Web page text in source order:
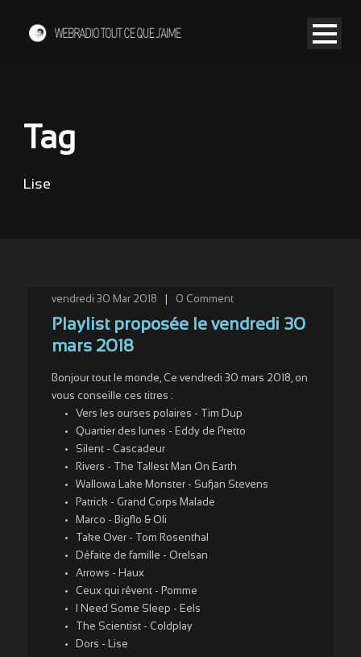
Tag
Lise
vendredi 30 Mar 2018 0 Comment
Playlist proposée le vendredi 30
mars 2018
Bonjour tout le monde, Ce vendredi 30 mars 2018, on
vous conseille ces titres :
Vers les ourses polaires - Tim Dup
Quartier des lunes - Eddy de Pretto
Silent - Cascadeur
Rivers - The Tallest Man On Earth
Wallowa Lake Monster - Sufjan Stevens
Patrick - Grand Corps Malade
Marco - Bigflo & Oli
Take Over - Tom Rosenthal
Défaite de famille - Orelsan
Arrows - Haux
Ceux qui rêvent - Pomme
I Need Some Sleep - Eels
The Scientist - Coldplay
Dors - Lise